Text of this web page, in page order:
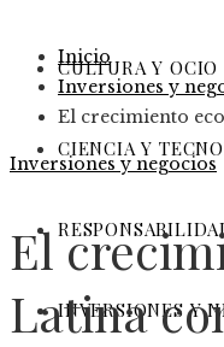
CULTURA Y OCIO
CIENCIA Y
INVERSIONES Y
Inicio
Inversiones y
El crecimiento
Inversiones y negocios
El
Latina